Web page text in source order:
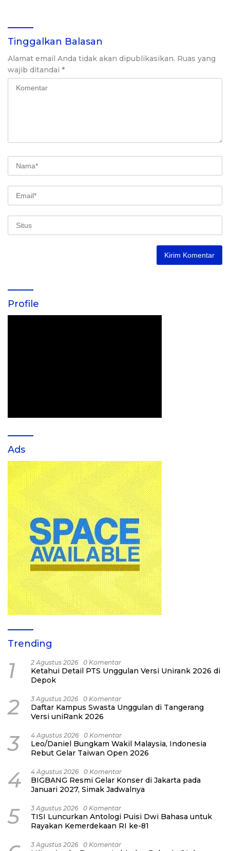
Tinggalkan Balasan
Alamat email Anda tidak akan dipublikasikan. Ruas yang
wajib ditandai *
Profile
Ads
Trending
1 2 Agustus 2026 0 Komentar
Ketahui Detail PTS Unggulan Versi Unirank 2026 di
Depok
2 3 Agustus 2026 0 Komentar
Daftar Kampus Swasta Unggulan di Tangerang
Versi uniRank 2026
3 4 Agustus 2026 0 Komentar
Leo/Daniel Bungkam Wakil Malaysia, Indonesia
Rebut Gelar Taiwan Open 2026
4 4 Agustus 2026 0 Komentar
BIGBANG Resmi Gelar Konser di Jakarta pada
Januari 2027, Simak Jadwalnya
5 3 Agustus 2026 0 Komentar
TISI Luncurkan Antologi Puisi Dwi Bahasa untuk
Rayakan Kemerdekaan RI ke-81
3 Agustus 2026 0 Komentar